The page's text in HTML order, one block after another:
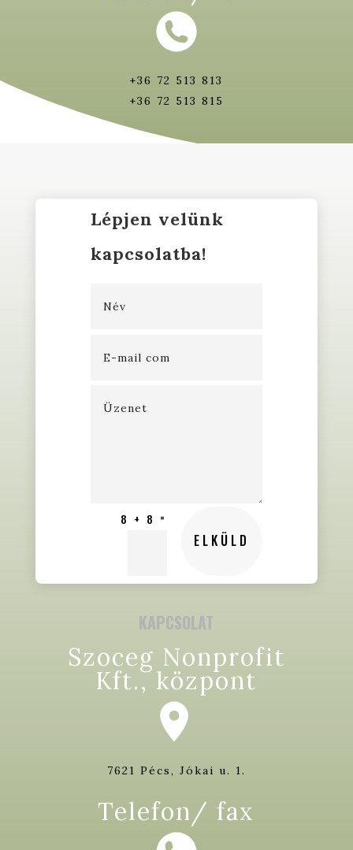
+36 72 513 813
+36 72 513 815
Lépjen velünk
kapcsolatba!
8 + 8 =
ELKÜLD
KAPCSOLAT
Szoceg Nonprofit
Kft., központ
7621 Pécs, Jókai u. 1.
Telefon/ fax